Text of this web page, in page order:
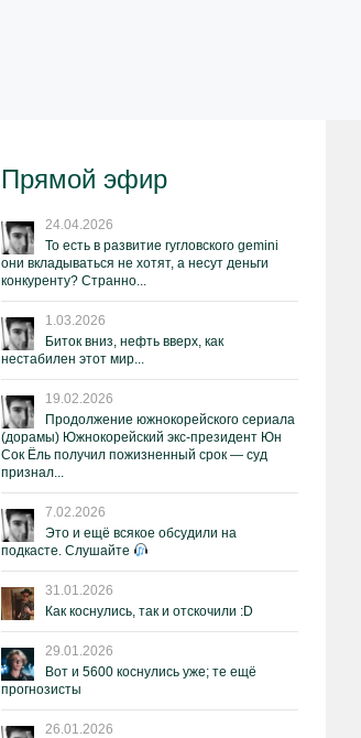
Прямой эфир
24.04.2026
То есть в развитие гугловского gemini
они вкладываться не хотят, а несут деньги
конкуренту? Странно...
1.03.2026
Биток вниз, нефть вверх, как
нестабилен этот мир...
19.02.2026
Продолжение южнокорейского сериала
(дорамы) Южнокорейский экс-президент Юн
Сок Ёль получил пожизненный срок — суд
признал...
7.02.2026
Это и ещё всякое обсудили на
подкасте. Слушайте
31.01.2026
Как коснулись, так и отскочили :D
29.01.2026
Вот и 5600 коснулись уже; те ещё
прогнозисты
26.01.2026